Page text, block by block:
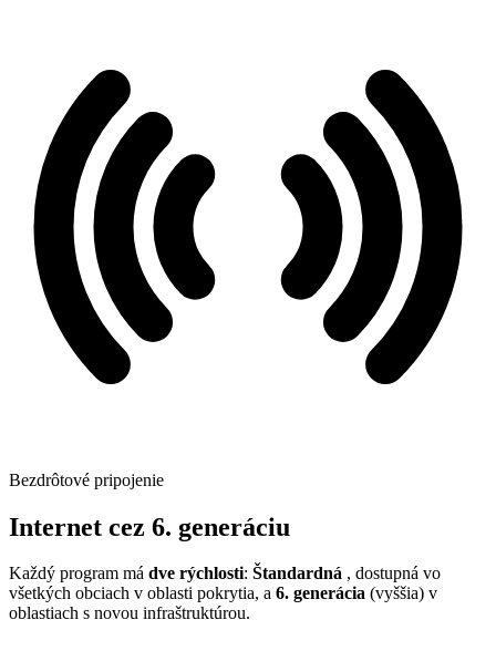
Bezdrôtové pripojenie
Internet cez 6. generáciu
Každý program má dve rýchlosti: Štandardná , dostupná vo
všetkých obciach v oblasti pokrytia, a 6. generácia (vyššia) v
oblastiach s novou infraštruktúrou.